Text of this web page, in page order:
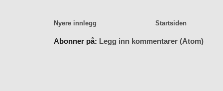
Nyere innlegg Startsiden
Abonner på: Legg inn kommentarer (Atom)